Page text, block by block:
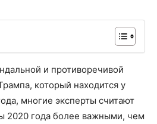
и противоречивой
который находится у
многие эксперты считают
2020 года более важными, чем